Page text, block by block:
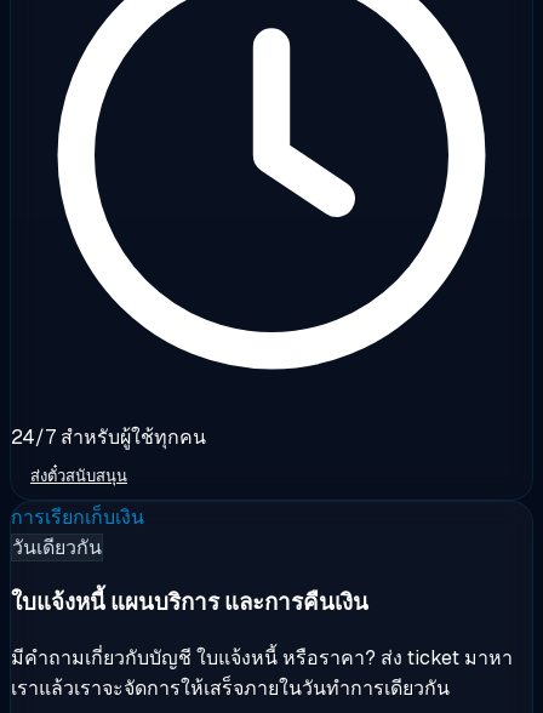
24/7 สำหรับผู้ใช้ทุกคน
ส่งตั๋วสนับสนุน
การเรียกเก็บเงิน
วันเดียวกัน
ใบแจ้งหนี้ แผนบริการ และการคืนเงิน
มีคำถามเกี่ยวกับบัญชี ใบแจ้งหนี้ หรือราคา? ส่ง ticket มาหา
เราแล้วเราจะจัดการให้เสร็จภายในวันทำการเดียวกัน